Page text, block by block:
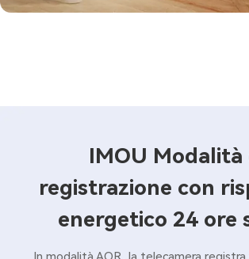
IMOU Modalità
registrazione con
energetico 24 ore